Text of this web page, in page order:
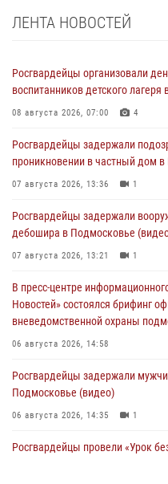
ЛЕНТА НОВОСТЕЙ
Росгвардейцы организовали
воспитанников детского лагеря
08 августа 2026, 07:00 4
Росгвардейцы задержали
проникновении в частный дом
07 августа 2026, 13:36 1
Росгвардейцы задержали
дебошира в Подмосковье
07 августа 2026, 13:21 1
В пресс-центре
Новостей» состоялся брифинг
вневедомственной охраны
06 августа 2026, 14:58
Росгвардейцы задержали
Подмосковье (видео)
06 августа 2026, 14:35 1
Росгвардейцы провели «Урок